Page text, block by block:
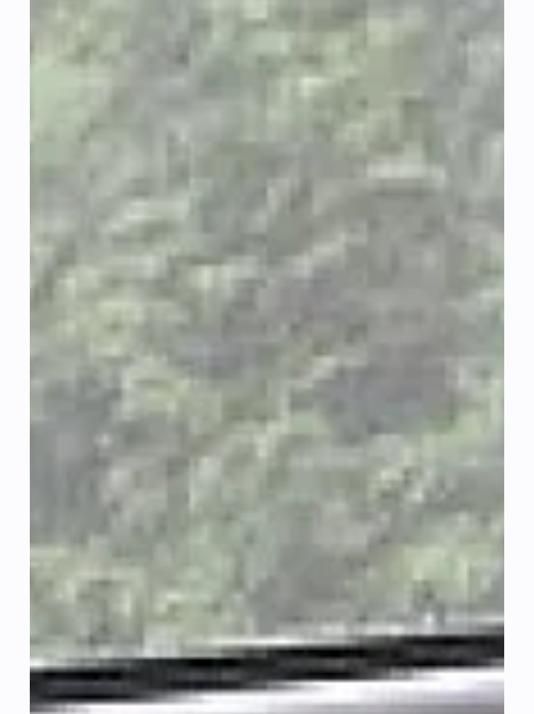
Bytové jádro po rekonstrukci Rekonstrukce bytového
jádra je jedním z nejvýraznějších kroků k modernímu a
zdravému bydlení v panelovém domě. Starý umakart
není jen estetickým prohřeškem minulého století – po
desetiletích užívání bývá často zdrojem plísní, zápachu
a špatné akustiky. V tomto článku vás provedeme
celým procesem proměny od bourání až po finální
montáž doplňků. 1. Příprava a vybourání původního
jádra Prvním krokem je totální demontáž staré
konstrukce. Před zahájení